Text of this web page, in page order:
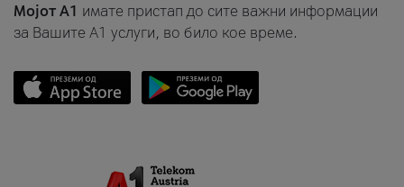
Мојот A1 имате пристап до сите важни информации
за Вашите A1 услуги, во било кое време.